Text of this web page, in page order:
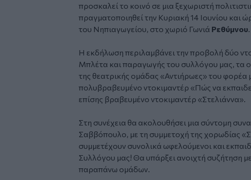
προσκαλεί το κοινό σε μια ξεχωριστή
πραγματοποιηθεί την Κυριακή 14 Ιουνίου και
του Νηπιαγωγείου, στο χωριό Γωνιά Ρεθύμνου.
Η εκδήλωση περιλαμβάνει την προβολή δύο
Μπλέτα και παραγωγής του συλλόγου μας, τα
της θεατρικής ομάδας «Αντιήρωες» του φορέα
πολυβραβευμένο ντοκιμαντέρ «Πώς να
επίσης βραβευμένο ντοκιμαντέρ «Στελιάννα».
Στη συνέχεια θα ακολουθήσει μια σύντομη
Σαββόπουλο, με τη συμμετοχή της χορωδίας
συμμετέχουν συνολικά ωφελούμενοι και
Συλλόγου μας! Θα υπάρξει ανοιχτή συζήτηση
παραπάνω ομάδων.